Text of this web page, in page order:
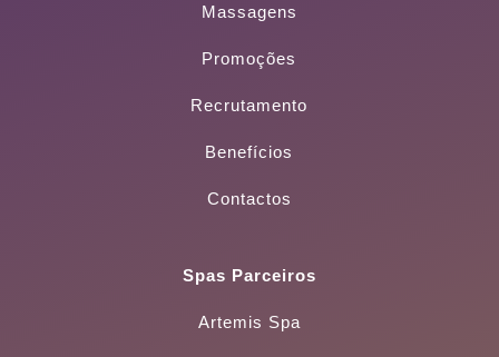
Massagens
Promoções
Recrutamento
Benefícios
Contactos
Spas Parceiros
Artemis Spa